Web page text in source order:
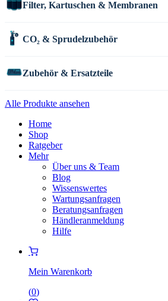
Filter, Kartuschen & Membranen
CO₂ & Sprudelzubehör
Zubehör & Ersatzteile
Alle Produkte ansehen
Home
Shop
Ratgeber
Mehr
Über uns & Team
Blog
Wissenswertes
Wartungsanfragen
Beratungsanfragen
Händleranmeldung
Hilfe
Mein Warenkorb
(0)